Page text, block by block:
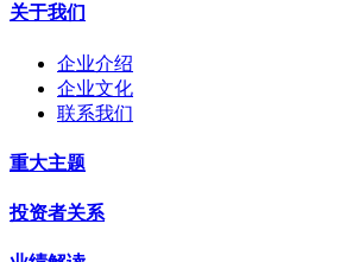
关于我们
企业介绍
企业文化
联系我们
重大主题
投资者关系